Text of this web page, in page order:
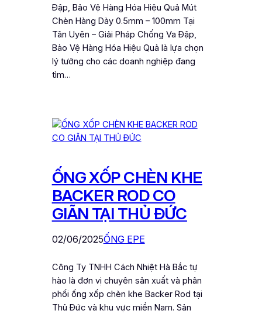
Đập, Bảo Vệ Hàng Hóa Hiệu Quả Mút
Chèn Hàng Dày 0.5mm – 100mm Tại
Tân Uyên – Giải Pháp Chống Va Đập,
Bảo Vệ Hàng Hóa Hiệu Quả là lựa chọn
lý tưởng cho các doanh nghiệp đang
tìm…
ỐNG XỐP CHÈN KHE
BACKER ROD CO
GIÃN TẠI THỦ ĐỨC
02/06/2025ỐNG EPE
Công Ty TNHH Cách Nhiệt Hà Bắc tự
hào là đơn vị chuyên sản xuất và phân
phối ống xốp chèn khe Backer Rod tại
Thủ Đức và khu vực miền Nam. Sản